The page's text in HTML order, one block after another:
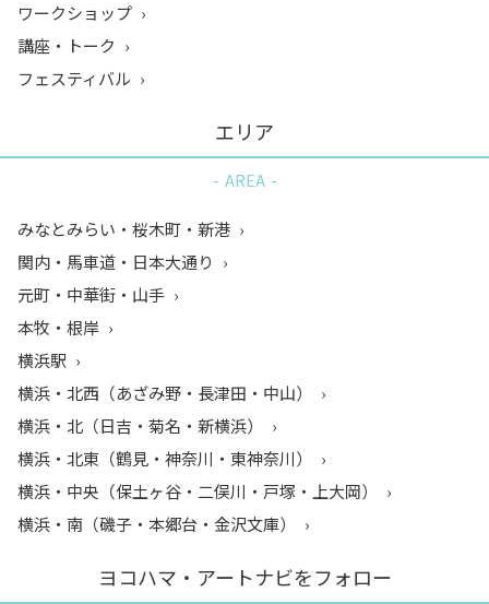
ワークショップ
講座・トーク
フェスティバル
エリア
AREA
みなとみらい・桜木町・新港
関内・馬車道・日本大通り
元町・中華街・山手
本牧・根岸
横浜駅
横浜・北西（あざみ野・長津田・中山）
横浜・北（日吉・菊名・新横浜）
横浜・北東（鶴見・神奈川・東神奈川）
横浜・中央（保土ヶ谷・二俣川・戸塚・上大岡）
横浜・南（磯子・本郷台・金沢文庫）
ヨコハマ・アートナビをフォロー